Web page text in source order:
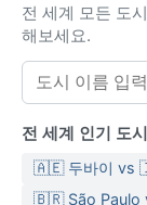
전 세계 모든 도
해보세요.
전 세계 인기 도
🇦🇪 두바이 vs
🇧🇷 São Paulo